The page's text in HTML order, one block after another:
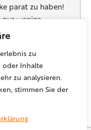
zu
oder Inhalte
zu analysieren.
stimmen Sie der
parat zu haben!
nur wenige
werden
eine größere…